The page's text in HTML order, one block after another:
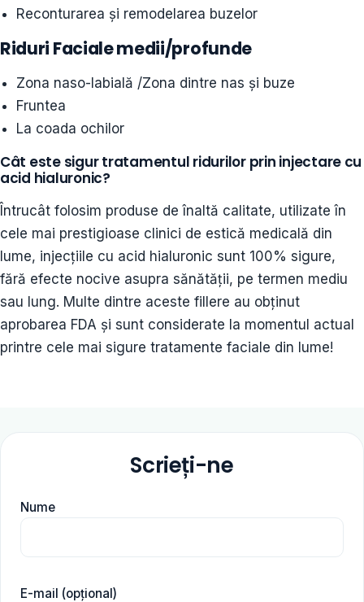
Reconturarea și remodelarea buzelor
Riduri Faciale medii/profunde
Zona naso-labială /Zona dintre nas și buze
Fruntea
La coada ochilor
Cât este sigur tratamentul ridurilor prin injectare cu
acid hialuronic?
Întrucât folosim produse de înaltă calitate, utilizate în
cele mai prestigioase clinici de estică medicală din
lume, injecțiile cu acid hialuronic sunt 100% sigure,
fără efecte nocive asupra sănătății, pe termen mediu
sau lung. Multe dintre aceste fillere au obținut
aprobarea FDA și sunt considerate la momentul actual
printre cele mai sigure tratamente faciale din lume!
Scrieți-ne
Nume
E-mail (opțional)